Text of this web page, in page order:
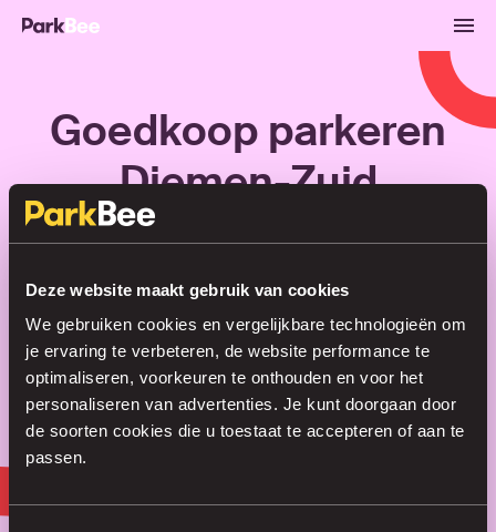
Deze website maakt gebruik van cookies
We gebruiken cookies en vergelijkbare technologieën om
je ervaring te verbeteren, de website performance te
optimaliseren, voorkeuren te onthouden en voor het
personaliseren van advertenties. Je kunt doorgaan door
de soorten cookies die u toestaat te accepteren of aan te
passen.
Goedkoop parkeren
Diemen-Zuid
Regel je parkeerplek in no time
Parkeer slimmer, met onze app.